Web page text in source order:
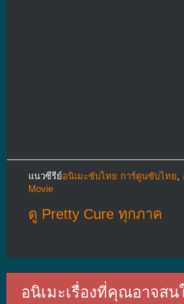
แนวซีรีย์อนิเมะซับไทย การ์ตูนซับไทย
Movie
ดู Pretty Cure ทุกภาค
อนิเมะเรื่องที่คุณอาจสน